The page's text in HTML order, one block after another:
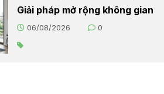
Giải pháp mở rộng không gian
06/08/2026 0